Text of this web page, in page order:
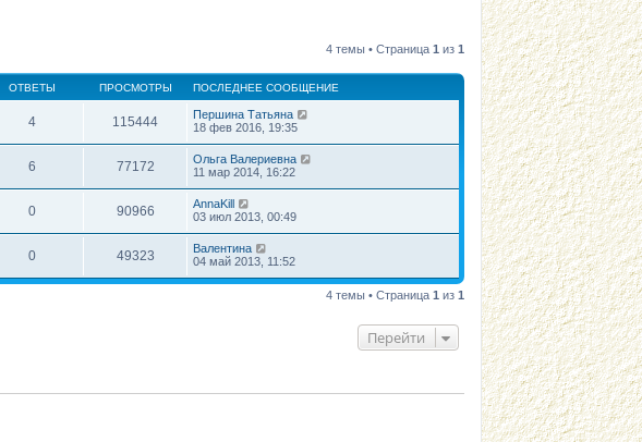
4 темы • Страница 1 из 1
ОТВЕТЫ ПРОСМОТРЫ ПОСЛЕДНЕЕ СООБЩЕНИЕ
4 115444
Першина Татьяна
18 фев 2016, 19:35
6 77172
Ольга Валериевна
11 мар 2014, 16:22
0 90966
AnnaKill
03 июл 2013, 00:49
0 49323
Валентина
04 май 2013, 11:52
4 темы • Страница 1 из 1
Перейти